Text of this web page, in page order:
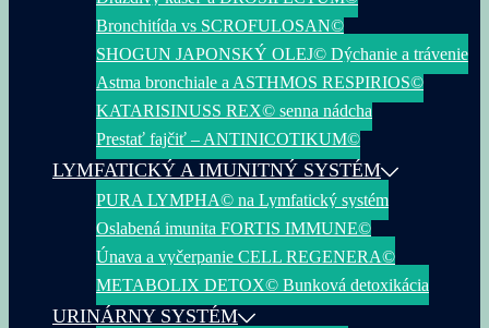
Bronchitída vs SCROFULOSAN©
SHOGUN JAPONSKÝ OLEJ© Dýchanie a trávenie
Astma bronchiale a ASTHMOS RESPIRIOS©
KATARISINUSS REX© senna nádcha
Prestať fajčiť – ANTINICOTIKUM©
LYMFATICKÝ A IMUNITNÝ SYSTÉM
PURA LYMPHA© na Lymfatický systém
Oslabená imunita FORTIS IMMUNE©
Únava a vyčerpanie CELL REGENERA©
METABOLIX DETOX© Bunková detoxikácia
URINÁRNY SYSTÉM